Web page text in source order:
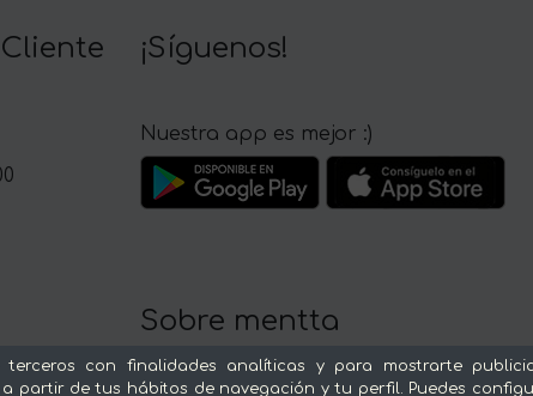
¡Síguenos!
Nuestra app es mejor :)
Sobre mentta
Ventajas de comprar comida online en
mentta
terceros con finalidades analíticas y para mostrarte
partir de tus hábitos de navegación y tu perfil. Puedes